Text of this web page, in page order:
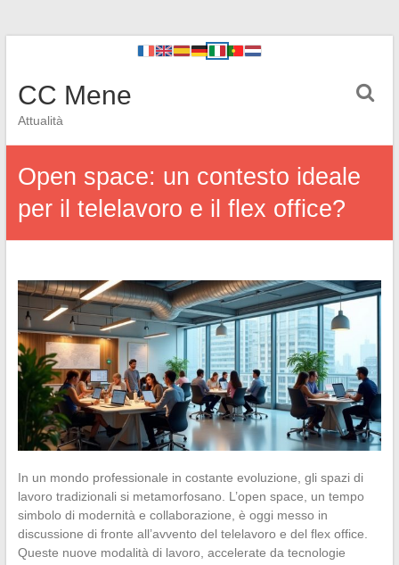
CC Mene
Attualità
Open space: un contesto ideale
per il telelavoro e il flex office?
In un mondo professionale in costante evoluzione, gli spazi di
lavoro tradizionali si metamorfosano. L’open space, un tempo
simbolo di modernità e collaborazione, è oggi messo in
discussione di fronte all’avvento del telelavoro e del flex office.
Queste nuove modalità di lavoro, accelerate da tecnologie